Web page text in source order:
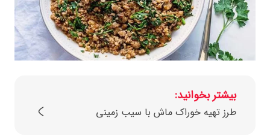
بیشتر بخوانید:
طرز تهیه خوراک ماش با سیب زمینی